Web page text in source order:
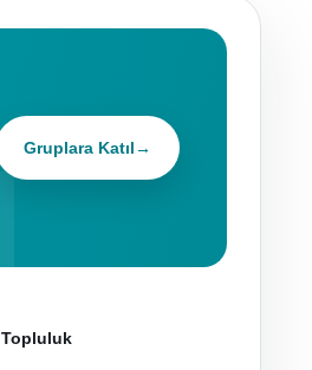
Gruplara Katıl→
Topluluk